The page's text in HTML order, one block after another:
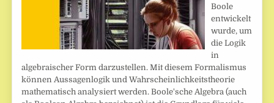
Boole
entwickelt
wurde, um
die Logik
in
algebraischer Form darzustellen. Mit diesem Formalismus
können Aussagenlogik und Wahrscheinlichkeitstheorie
mathematisch analysiert werden. Boole'sche Algebra (auch